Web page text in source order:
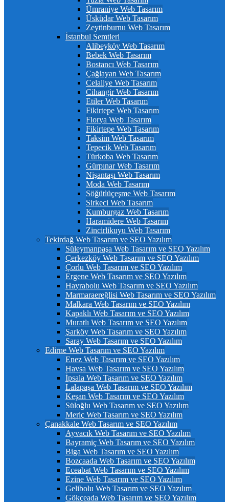
Ümraniye Web Tasarım
Üsküdar Web Tasarım
Zeytinburnu Web Tasarım
İstanbul Semtleri
Alibeyköy Web Tasarım
Bebek Web Tasarım
Bostancı Web Tasarım
Çağlayan Web Tasarım
Celaliye Web Tasarım
Cihangir Web Tasarım
Etiler Web Tasarım
Fikirtepe Web Tasarım
Florya Web Tasarım
Fikirtepe Web Tasarım
Taksim Web Tasarım
Tepecik Web Tasarım
Türkoba Web Tasarım
Gürpınar Web Tasarım
Nişantaşı Web Tasarım
Moda Web Tasarım
Söğütlüçeşme Web Tasarım
Sirkeci Web Tasarım
Kumburgaz Web Tasarım
Haramidere Web Tasarım
Zincirlikuyu Web Tasarım
Tekirdağ Web Tasarım ve SEO Yazılım
Süleymanpaşa Web Tasarım ve SEO Yazılım
Çerkezköy Web Tasarım ve SEO Yazılım
Çorlu Web Tasarım ve SEO Yazılım
Ergene Web Tasarım ve SEO Yazılım
Hayrabolu Web Tasarım ve SEO Yazılım
Marmaraereğlisi Web Tasarım ve SEO Yazılım
Malkara Web Tasarım ve SEO Yazılım
Kapaklı Web Tasarım ve SEO Yazılım
Muratlı Web Tasarım ve SEO Yazılım
Şarköy Web Tasarım ve SEO Yazılım
Saray Web Tasarım ve SEO Yazılım
Edirne Web Tasarım ve SEO Yazılım
Enez Web Tasarım ve SEO Yazılım
Havsa Web Tasarım ve SEO Yazılım
İpsala Web Tasarım ve SEO Yazılım
Lalapaşa Web Tasarım ve SEO Yazılım
Keşan Web Tasarım ve SEO Yazılım
Süloğlu Web Tasarım ve SEO Yazılım
Meriç Web Tasarım ve SEO Yazılım
Çanakkale Web Tasarım ve SEO Yazılım
Ayvacık Web Tasarım ve SEO Yazılım
Bayramiç Web Tasarım ve SEO Yazılım
Biga Web Tasarım ve SEO Yazılım
Bozcaada Web Tasarım ve SEO Yazılım
Eceabat Web Tasarım ve SEO Yazılım
Ezine Web Tasarım ve SEO Yazılım
Gelibolu Web Tasarım ve SEO Yazılım
Gökçeada Web Tasarım ve SEO Yazılım